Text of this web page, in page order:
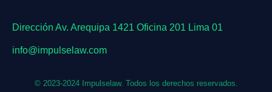
Dirección Av. Arequipa 1421 Oficina 201 Lima 01
info@impulselaw.com
© 2023-2024 Impulselaw. Todos los derechos reservados.